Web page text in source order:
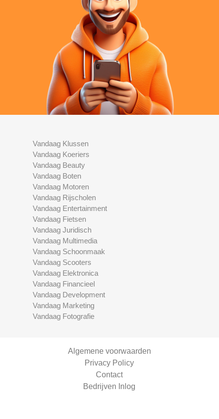
Vandaag Klussen
Vandaag Koeriers
Vandaag Beauty
Vandaag Boten
Vandaag Motoren
Vandaag Rijscholen
Vandaag Entertainment
Vandaag Fietsen
Vandaag Juridisch
Vandaag Multimedia
Vandaag Schoonmaak
Vandaag Scooters
Vandaag Elektronica
Vandaag Financieel
Vandaag Development
Vandaag Marketing
Vandaag Fotografie
Algemene voorwaarden
Privacy Policy
Contact
Bedrijven Inlog